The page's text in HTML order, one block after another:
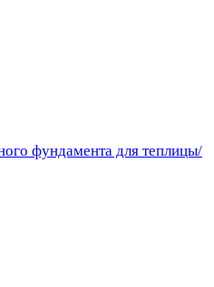
фундамента для теплицы/